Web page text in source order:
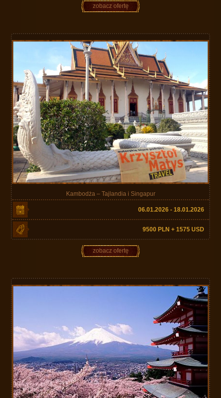
zobacz ofertę
Kambodża – Tajlandia i Singapur
06.01.2026 - 18.01.2026
9500 PLN + 1575 USD
zobacz ofertę